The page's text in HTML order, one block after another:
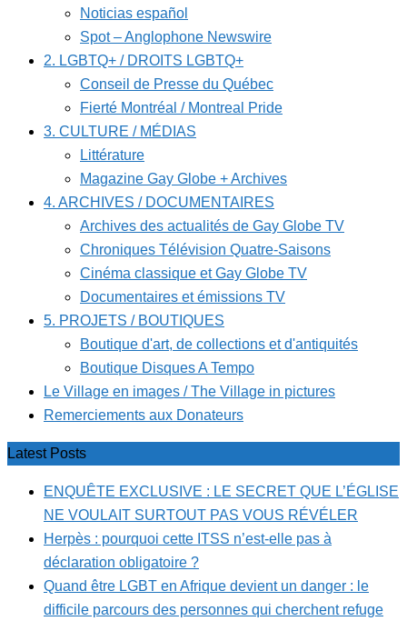
Noticias español
Spot – Anglophone Newswire
2. LGBTQ+ / DROITS LGBTQ+
Conseil de Presse du Québec
Fierté Montréal / Montreal Pride
3. CULTURE / MÉDIAS
Littérature
Magazine Gay Globe + Archives
4. ARCHIVES / DOCUMENTAIRES
Archives des actualités de Gay Globe TV
Chroniques Télévision Quatre-Saisons
Cinéma classique et Gay Globe TV
Documentaires et émissions TV
5. PROJETS / BOUTIQUES
Boutique d'art, de collections et d'antiquités
Boutique Disques A Tempo
Le Village en images / The Village in pictures
Remerciements aux Donateurs
Latest Posts
ENQUÊTE EXCLUSIVE : LE SECRET QUE L’ÉGLISE
NE VOULAIT SURTOUT PAS VOUS RÉVÉLER
Herpès : pourquoi cette ITSS n’est-elle pas à
déclaration obligatoire ?
Quand être LGBT en Afrique devient un danger : le
difficile parcours des personnes qui cherchent refuge